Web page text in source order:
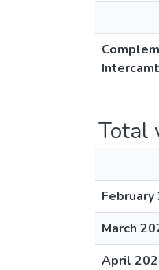
Total
February
March
April